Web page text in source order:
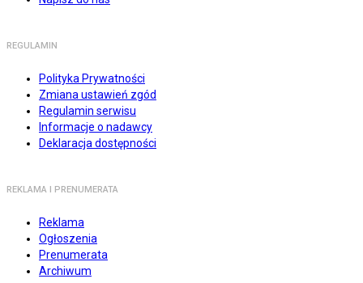
REGULAMIN
Polityka Prywatności
Zmiana ustawień zgód
Regulamin serwisu
Informacje o nadawcy
Deklaracja dostępności
REKLAMA I PRENUMERATA
Reklama
Ogłoszenia
Prenumerata
Archiwum